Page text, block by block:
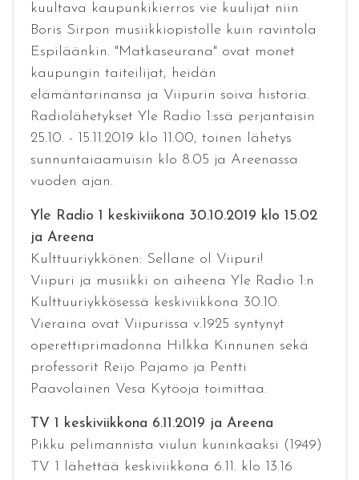
kuultava kaupunkikierros vie kuulijat niin
Boris Sirpon musiikkiopistolle kuin ravintola
Espiläänkin. "Matkaseurana" ovat monet
kaupungin taiteilijat, heidän
elämäntarinansa ja Viipurin soiva historia.
Radiolähetykset Yle Radio 1:ssä perjantaisin
25.10. - 15.11.2019 klo 11.00, toinen lähetys
sunnuntaiaamuisin klo 8.05 ja Areenassa
vuoden ajan.
Yle Radio 1 keskiviikona 30.10.2019 klo 15.02
ja Areena
Kulttuuriykkönen: Sellane ol Viipuri!
Viipuri ja musiikki on aiheena Yle Radio 1:n
Kulttuuriykkösessä keskiviikkona 30.10.
Vieraina ovat Viipurissa v.1925 syntynyt
operettiprimadonna Hilkka Kinnunen sekä
professorit Reijo Pajamo ja Pentti
Paavolainen Vesa Kytöoja toimittaa.
TV 1 keskiviikkona 6.11.2019 ja Areena
Pikku pelimannista viulun kuninkaaksi (1949)
TV 1 lähettää keskiviikkona 6.11. klo 13.16